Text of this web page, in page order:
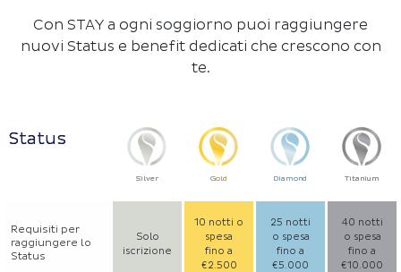
Con STAY a ogni soggiorno puoi raggiungere
nuovi Status e benefit dedicati che crescono con
te.
Status
Silver Gold Diamond Titanium
Requisiti per
raggiungere lo
Status
Solo
iscrizione
10 notti o
spesa
fino a
€2.500
25 notti
o spesa
fino a
€5.000
40 notti
o spesa
fino a
€10.000